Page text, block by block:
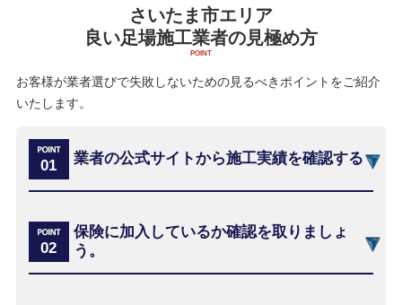
さいたま市エリア
良い足場施工業者の見極め方
お客様が業者選びで失敗しないための見るべきポイントをご紹介
いたします。
業者の公式サイトから施工実績を確認する
保険に加入しているか確認を取りましょ
う。